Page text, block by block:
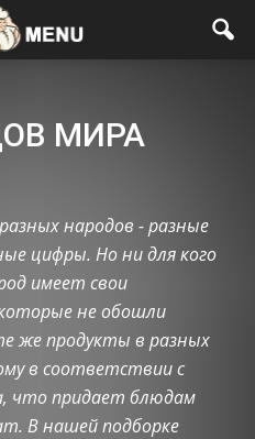
МИРА
мира
Летнее меню
день
для мультиварки
и закуски
народов - разные
цифры. Но ни для кого
имеет свои
не обошли
же продукты в разных
в соответствии с
что придает блюдам
В нашей подборке